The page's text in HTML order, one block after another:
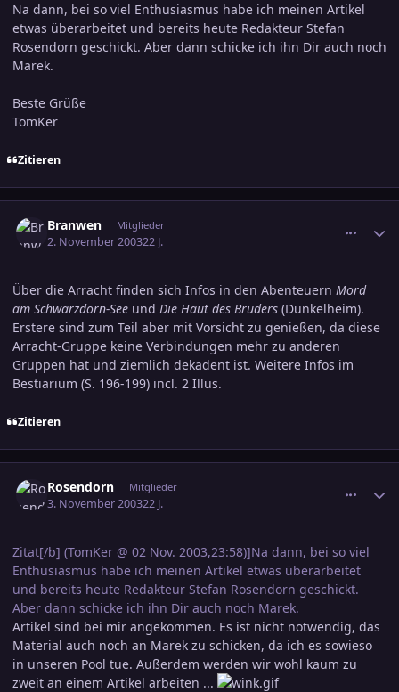
Na dann, bei so viel Enthusiasmus habe ich meinen Artikel
etwas überarbeitet und bereits heute Redakteur Stefan
Rosendorn geschickt. Aber dann schicke ich ihn Dir auch noch
Marek.
Beste Grüße
TomKer
Zitieren
Branwen Mitglieder
2. November 200322 J.
Über die Arracht finden sich Infos in den Abenteuern Mord
am Schwarzdorn-See und Die Haut des Bruders (Dunkelheim).
Erstere sind zum Teil aber mit Vorsicht zu genießen, da diese
Arracht-Gruppe keine Verbindungen mehr zu anderen
Gruppen hat und ziemlich dekadent ist. Weitere Infos im
Bestiarium (S. 196-199) incl. 2 Illus.
Zitieren
Rosendorn Mitglieder
3. November 200322 J.
Zitat[/b] (TomKer @ 02 Nov. 2003,23:58)]Na dann, bei so viel
Enthusiasmus habe ich meinen Artikel etwas überarbeitet
und bereits heute Redakteur Stefan Rosendorn geschickt.
Aber dann schicke ich ihn Dir auch noch Marek.
Artikel sind bei mir angekommen. Es ist nicht notwendig, das
Material auch noch an Marek zu schicken, da ich es sowieso
in unseren Pool tue. Außerdem werden wir wohl kaum zu
zweit an einem Artikel arbeiten ...